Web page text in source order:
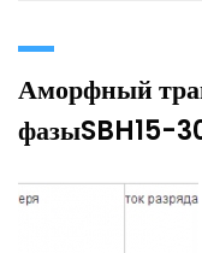
Аморфный
фазыSBH15-